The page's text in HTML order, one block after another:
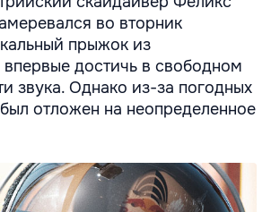
во вторник
прыжок из
достичь в свободном
звука. Однако из-за погодных
отложен на неопределенное